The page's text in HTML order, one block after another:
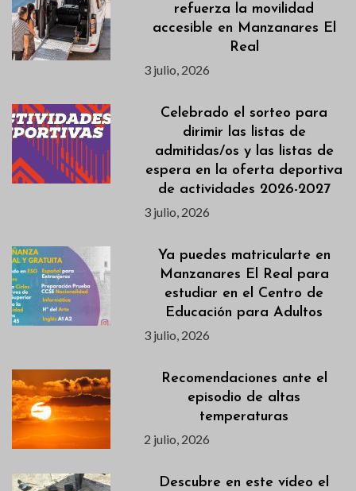
refuerza la movilidad
accesible en Manzanares El
Real
3 julio, 2026
Celebrado el sorteo para
dirimir las listas de
admitidas/os y las listas de
espera en la oferta deportiva
de actividades 2026-2027
3 julio, 2026
Ya puedes matricularte en
Manzanares El Real para
estudiar en el Centro de
Educación para Adultos
3 julio, 2026
Recomendaciones ante el
episodio de altas
temperaturas
2 julio, 2026
Descubre en este vídeo el